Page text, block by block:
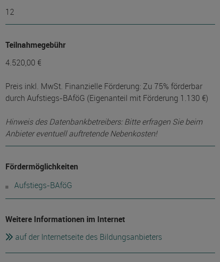
12
Teilnahmegebühr
4.520,00 €
Preis inkl. MwSt. Finanzielle Förderung: Zu 75% förderbar
durch Aufstiegs-BAföG (Eigenanteil mit Förderung 1.130 €)
Hinweis des Datenbankbetreibers: Bitte erfragen Sie beim
Anbieter eventuell auftretende Nebenkosten!
Fördermöglichkeiten
Aufstiegs-BAföG
Weitere Informationen im Internet
auf der Internetseite des Bildungsanbieters